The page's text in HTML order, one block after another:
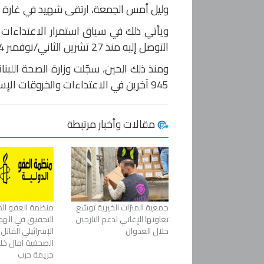
وليل أمس الجمعة، ارتقى شهيد في غارة
ويأتي ذلك في سياق استمرار
التوصل إليه منذ 27 تشرين الثاني/نوفمبر 2024.
945 آخرين في الاعتداءات والخروقات الإسرائيلية.
مقالات وأخبار مرتبطة
جمعية المبرّات الخيرية توسّع
تعاونها الإغاثي لدعم النازحين
خلال العدوان
منظمة العفو
التحقيق في
الإسرائيلي
الصحفية آمال
جريمة حرب